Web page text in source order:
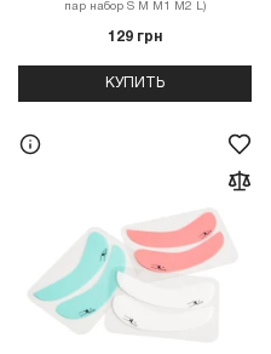
пар набор S M M1 M2 L)
129 грн
КУПИТЬ